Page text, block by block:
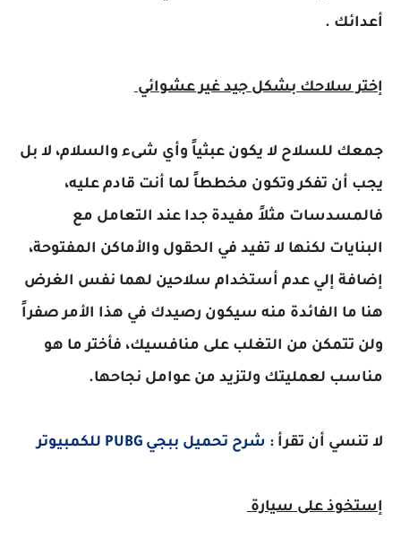
أعدائك .
إختر سلاحك بشكل جيد غير عشوائي
جمعك للسلاح لا يكون عبثياً وأي شىء والسلام، لا بل
يجب أن تفكر وتكون مخططاً لما أنت قادم عليه،
فالمسدسات مثلاً مفيدة جدا عند التعامل مع
البنايات لكنها لا تفيد في الحقول والأماكن المفتوحة،
إضافة إلي عدم أستخدام سلاحين لهما نفس الغرض
هنا ما الفائدة منه سيكون رصيدك في هذا الأمر صفراً
ولن تتمكن من التغلب على منافسيك، فأختر ما هو
مناسب لعمليتك ولتزيد من عوامل نجاحها.
لا تنسي أن تقرأ : شرح تحميل ببجي PUBG للكمبيوتر
إستخوذ على سيارة